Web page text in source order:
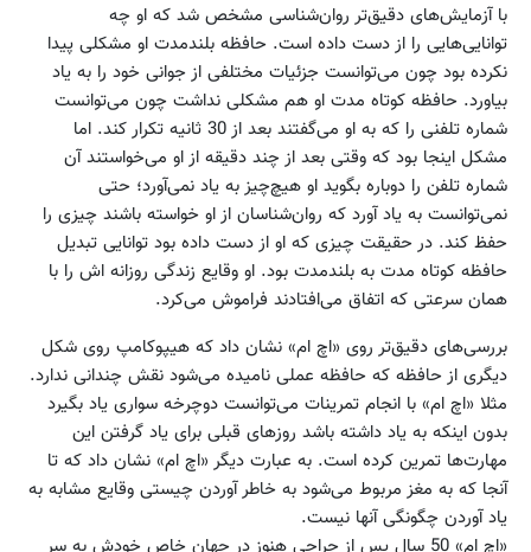
با آزمایش‌های دقیق‌تر روان‌شناسی مشخص شد که او چه
توانایی‌هایی را از دست داده است. حافظه بلندمدت او مشکلی پیدا
نکرده بود چون می‌توانست جزئیات مختلفی از جوانی خود را به یاد
بیاورد. حافظه کوتاه مدت او هم مشکلی نداشت چون می‌توانست
شماره تلفنی را که به او می‌گفتند بعد از 30 ثانیه تکرار کند. اما
مشکل اینجا بود که وقتی بعد از چند دقیقه از او می‌خواستند آن
شماره تلفن را دوباره بگوید او هیچ‌چیز به یاد نمی‌آورد؛ حتی
نمی‌توانست به یاد آورد که روان‌شناسان از او خواسته باشند چیزی را
حفظ کند. در حقیقت چیزی که او از دست داده بود توانایی تبدیل
حافظه کوتاه مدت به بلندمدت بود. او وقایع زندگی روزانه اش را با
همان سرعتی که اتفاق می‌افتادند فراموش می‌کرد.
بررسی‌های دقیق‌تر روی «اچ ام» نشان داد که هیپوکامپ روی شکل
دیگری از حافظه که حافظه عملی نامیده می‌شود نقش چندانی ندارد.
مثلا «اچ ام» با انجام تمرینات می‌توانست دوچرخه سواری یاد بگیرد
بدون اینکه به یاد داشته باشد روزهای قبلی برای یاد گرفتن این
مهارت‌ها تمرین کرده است. به عبارت دیگر «اچ ام» نشان داد که تا
آنجا که به مغز مربوط می‌شود به خاطر آوردن چیستی وقایع مشابه به
یاد آوردن چگونگی آنها نیست.
«اچ ام» 50 سال پس از جراحی هنوز در جهان خاص خودش به سر